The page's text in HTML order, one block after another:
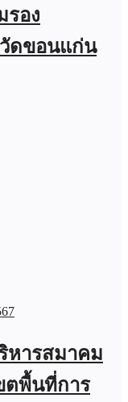
รอง
วัดขอนแก่น
หารสมาคม
ตพื้นที่การ